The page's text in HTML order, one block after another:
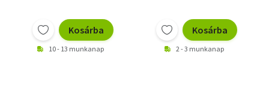
Kosárba
10 - 13 munkanap
Kosárba
2 - 3 munkanap